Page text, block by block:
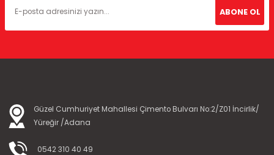
ABONE OL
Güzel Cumhuriyet Mahallesi Çimento Bulvarı No:2/Z01 İncirlik/
Yüreğir /Adana
0542 310 40 49